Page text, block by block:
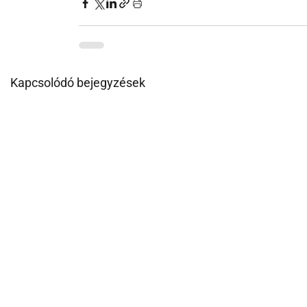
Kapcsolódó bejegyzések